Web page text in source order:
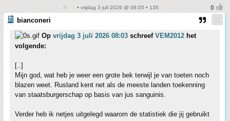
• vrijdag 3 juli 2026 @ 08:05 • 135
bianconeri
Op vrijdag 3 juli 2026 08:03 schreef VEM2012 het
volgende:
[..]
Mijn god, wat heb je weer een grote bek terwijl je van toeten noch
blazen weet. Rusland kent net als de meeste landen toekenning
van staatsburgerschap op basis van jus sanguinis.
Verder heb ik netjes uitgelegd waarom de statistiek die jij gebruikt